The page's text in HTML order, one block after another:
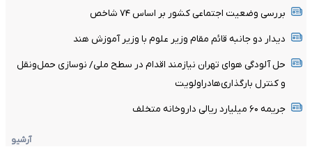
بررسی وضعیت اجتماعی کشور بر اساس ۷۴ شاخص
دیدار دو جانبه قائم مقام وزیر علوم با وزیر آموزش هند
حل آلودگی هوای تهران نیازمند اقدام در سطح ملی/ نوسازی حمل‌ونقل
و کنترل بارگذاری‌هادراولویت
جریمه ۶۰ میلیارد ریالی داروخانه متخلف
آرشیو